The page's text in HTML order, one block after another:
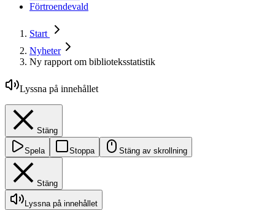
Förtroendevald
Start
Nyheter
Ny rapport om biblioteksstatistik
Lyssna på innehållet
Stäng
Spela Stoppa Stäng av skrollning
Stäng
Lyssna på innehållet